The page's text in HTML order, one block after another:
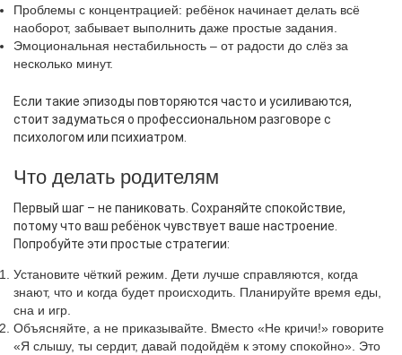
Проблемы с концентрацией: ребёнок начинает делать всё
наоборот, забывает выполнить даже простые задания.
Эмоциональная нестабильность – от радости до слёз за
несколько минут.
Если такие эпизоды повторяются часто и усиливаются,
стоит задуматься о профессиональном разговоре с
психологом или психиатром.
Что делать родителям
Первый шаг – не паниковать. Сохраняйте спокойствие,
потому что ваш ребёнок чувствует ваше настроение.
Попробуйте эти простые стратегии:
Установите чёткий режим. Дети лучше справляются, когда
знают, что и когда будет происходить. Планируйте время еды,
сна и игр.
Объясняйте, а не приказывайте. Вместо «Не кричи!» говорите
«Я слышу, ты сердит, давай подойдём к этому спокойно». Это